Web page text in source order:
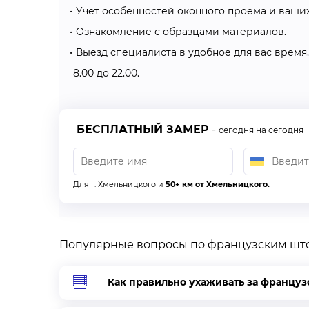
всего изготовляют из легкой и прозрачной
Подъемные – используется подъемный
длину штор. Могут быть как из легкой, так и из
Если вам нужно более подробно разобраться в
Как правильно сделать замеры?
Сделать замеры вы можете самостоятельно
Чтобы определить ширину штор – измерьте
Сделайте замеры от потолка до крепления
Учет особенностей оконного проема и
Ознакомление с образцами материалов.
Выезд специалиста в удобное для вас
8.00 до 22.00.
БЕСПЛАТНЫЙ ЗАМЕР - сегодня на сегодня
Для г. Хмельницкого и 50+ км от Хмельницкого.
Популярные вопросы по французским
Как правильно ухаживать за